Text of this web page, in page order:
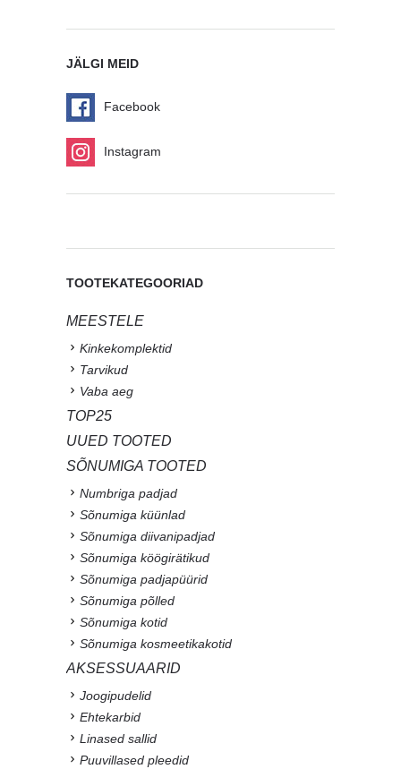
JÄLGI MEID
Facebook
Instagram
TOOTEKATEGOORIAD
MEESTELE
Kinkekomplektid
Tarvikud
Vaba aeg
TOP25
UUED TOOTED
SÕNUMIGA TOOTED
Numbriga padjad
Sõnumiga küünlad
Sõnumiga diivanipadjad
Sõnumiga köögirätikud
Sõnumiga padjapüürid
Sõnumiga põlled
Sõnumiga kotid
Sõnumiga kosmeetikakotid
AKSESSUAARID
Joogipudelid
Ehtekarbid
Linased sallid
Puuvillased pleedid